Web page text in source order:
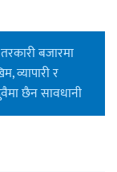
बजारमा
व्यापारी र
छैन सावधानी